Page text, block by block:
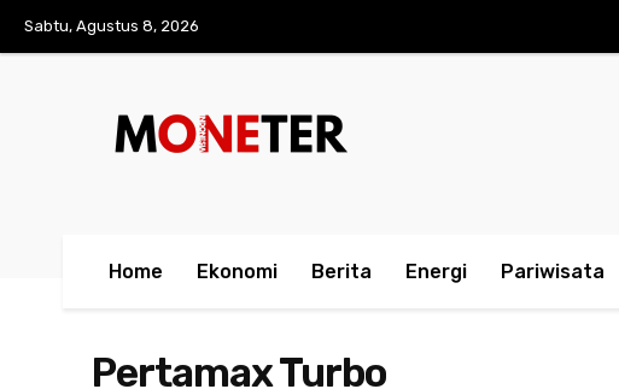
Sabtu, Agustus 8, 2026
Home Ekonomi Berita Energi Pariwisata
Pertamax Turbo